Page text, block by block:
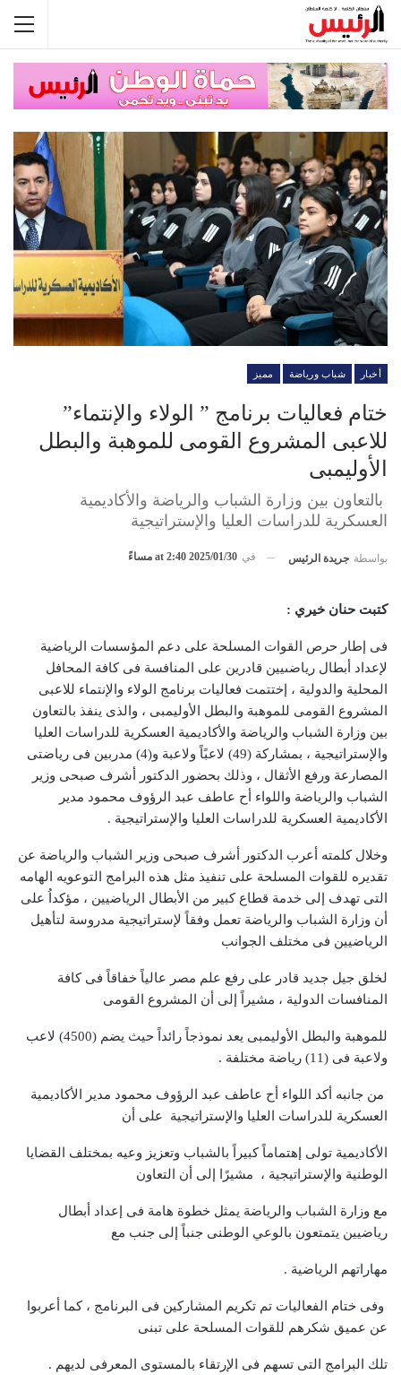
أخبار شباب ورياضة مميز
ختام فعاليات برنامج ” الولاء والإنتماء”
للاعبى المشروع القومى للموهبة والبطل
الأوليمبى
بالتعاون بين وزارة الشباب والرياضة والأكاديمية
العسكرية للدراسات العليا والإستراتيجية
بواسطة جريدة الرئيس في 2025/01/30 at 2:40 مساءً
كتبت حنان خيري :
فى إطار حرص القوات المسلحة على دعم المؤسسات الرياضية
لإعداد أبطال رياضىيين قادرين على المنافسة فى كافة المحافل
المحلية والدولية ، إختتمت فعاليات برنامج الولاء والإنتماء للاعبى
المشروع القومى للموهبة والبطل الأوليمبى ، والذى ينفذ بالتعاون
بين وزارة الشباب والرياضة والأكاديمية العسكرية للدراسات العليا
والإستراتيجية ، بمشاركة (49) لاعبًاً ولاعبة و(4) مدربين فى رياضتى
المصارعة ورفع الأثقال ، وذلك بحضور الدكتور أشرف صبحى وزير
الشباب والرياضة واللواء أح عاطف عبد الرؤوف محمود مدير
الأكاديمية العسكرية للدراسات العليا والإستراتيجية .
وخلال كلمته أعرب الدكتور أشرف صبحى وزير الشباب والرياضة عن
تقديره للقوات المسلحة على تنفيذ مثل هذه البرامج التوعويه الهامه
التى تهدف إلى خدمة قطاع كبير من الأبطال الرياضيين ، مؤكداُ على
أن وزارة الشباب والرياضة تعمل وفقاً لإستراتيجية مدروسة لتأهيل
الرياضيين فى مختلف الجوانب
لخلق جيل جديد قادر على رفع علم مصر عالياً خفاقاً فى كافة
المنافسات الدولية ، مشيراً إلى أن المشروع القومى
للموهبة والبطل الأوليمبى يعد نموذجاً رائداً حيث يضم (4500) لاعب
ولاعبة فى (11) رياضة مختلفة .
من جانبه أكد اللواء أح عاطف عبد الرؤوف محمود مدير الأكاديمية
العسكرية للدراسات العليا والإستراتيجية على أن
الأكاديمية تولى إهتماماً كبيراً بالشباب وتعزيز وعيه بمختلف القضايا
الوطنية والإستراتيجية ، مشيرًا إلى أن التعاون
مع وزارة الشباب والرياضة يمثل خطوة هامة فى إعداد أبطال
رياضيين يتمتعون بالوعي الوطنى جنباً إلى جنب مع
مهاراتهم الرياضية .
وفى ختام الفعاليات تم تكريم المشاركين فى البرنامج ، كما أعربوا
عن عميق شكرهم للقوات المسلحة على تبنى
تلك البرامج التى تسهم فى الإرتقاء بالمستوى المعرفى لديهم .